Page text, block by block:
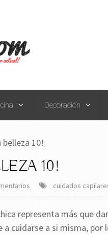
Decoración
belleza 10!
10!
cuidados
representa más que
a cuidarse a si misma,